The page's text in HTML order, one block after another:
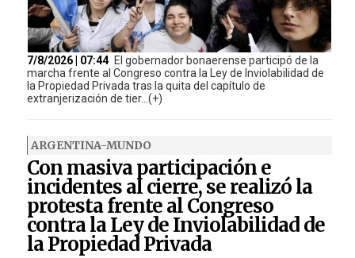
7/8/2026 | 07:44 El gobernador bonaerense participó de la
marcha frente al Congreso contra la Ley de Inviolabilidad de
la Propiedad Privada tras la quita del capítulo de
extranjerización de tier...(+)
ARGENTINA-MUNDO
Con masiva participación e
incidentes al cierre, se realizó la
protesta frente al Congreso
contra la Ley de Inviolabilidad de
la Propiedad Privada